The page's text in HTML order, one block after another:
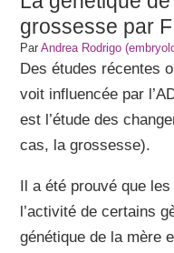
grossesse par
ParAndrea Rodrigo
Des études récentes
voit influencée par
est l’étude des
cas, la grossesse).
Il a été prouvé que
l’activité de certains
génétique de la mère